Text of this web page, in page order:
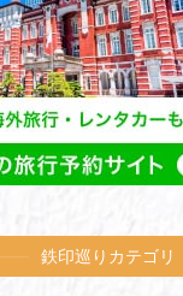
鉄印巡りカテゴリ